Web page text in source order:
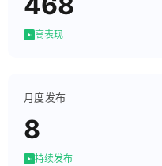
高表现
月度发布
8
持续发布